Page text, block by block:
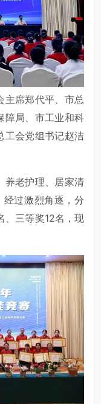
席郑代平、市总
障局、市工业和科
工会党组书记赵洁
养老护理、居家清
过激烈角逐，分
、三等奖12名，现